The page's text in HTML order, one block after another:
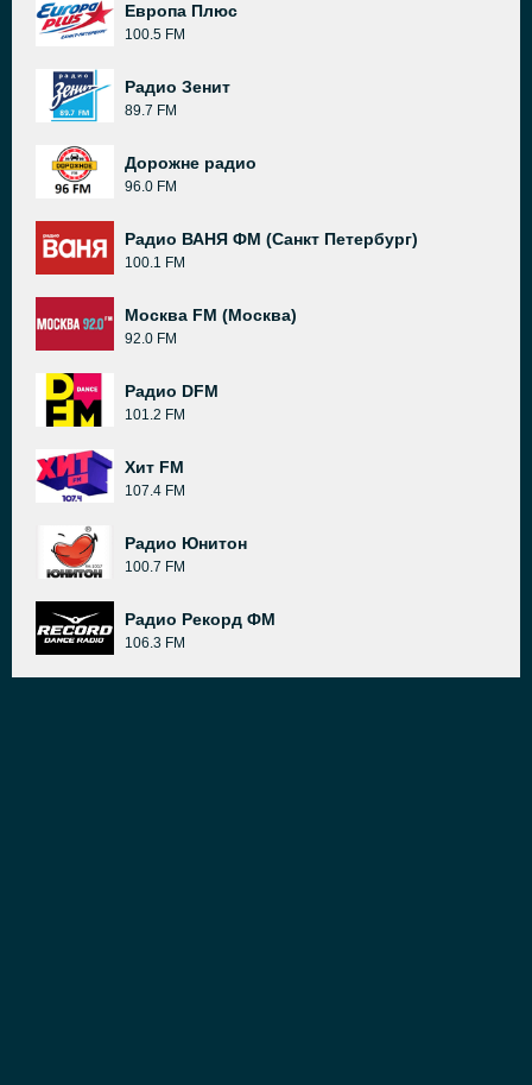
Европа Плюс
100.5 FM
Радио Зенит
89.7 FM
Дорожне радио
96.0 FM
Радио ВАНЯ ФМ (Санкт Петербург)
100.1 FM
Москва FM (Москва)
92.0 FM
Радио DFM
101.2 FM
Хит FM
107.4 FM
Радио Юнитон
100.7 FM
Радио Рекорд ФМ
106.3 FM